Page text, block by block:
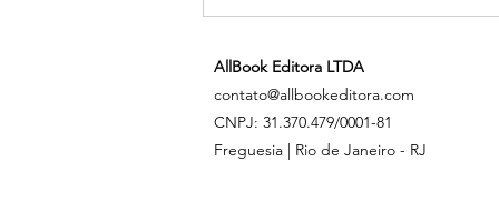
AllBook Editora LTDA
contato@allbookeditora.com
CNPJ: 31.370.479/0001-81
Freguesia | Rio de Janeiro - RJ